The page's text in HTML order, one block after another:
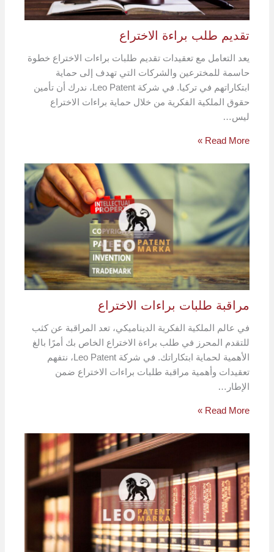
تقديم طلب براءة الاختراع
يعد التعامل مع تعقيدات تقديم طلبات براءات الاختراع خطوة
حاسمة للمخترعين والشركات التي تهدف إلى حماية
ابتكاراتهم في تركيا. في شركة Leo Patent، ندرك أن تأمين
حقوق الملكية الفكرية من خلال حماية براءات الاختراع
ليس…
Read More »
مراقبة طلبات براءات الاختراع
في عالم الملكية الفكرية الديناميكي، تعد المراقبة عن كثب
للتقدم المحرز في طلب براءة الاختراع الخاص بك أمرًا بالغ
الأهمية لحماية ابتكاراتك. في شركة Leo Patent، نتفهم
تعقيدات وأهمية مراقبة طلبات براءات الاختراع ضمن
الإطار…
Read More »